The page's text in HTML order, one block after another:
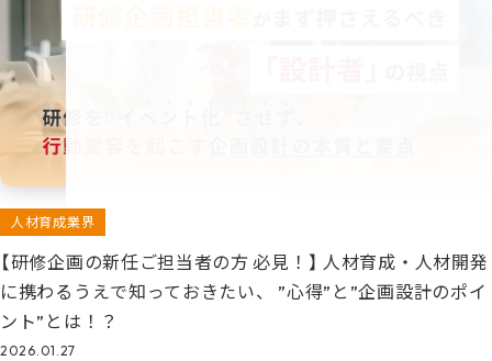
人材育成業界
【研修企画の新任ご担当者の方 必見！】 人材育成・人材開発
に携わるうえで知っておきたい、 ”心得”と”企画設計のポイ
ント”とは！？
2026.01.27